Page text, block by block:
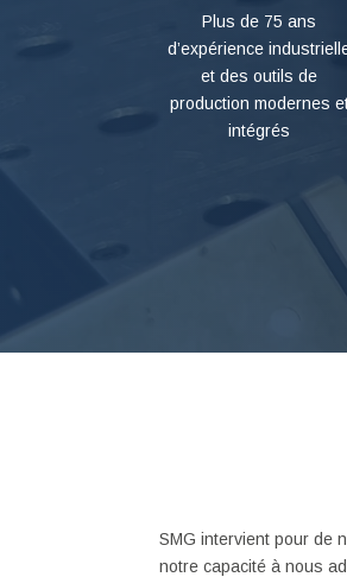
Plus de 75 ans
d’expérience
et des outils de
production modernes
intégrés
SMG intervient pour de
notre capacité à nous